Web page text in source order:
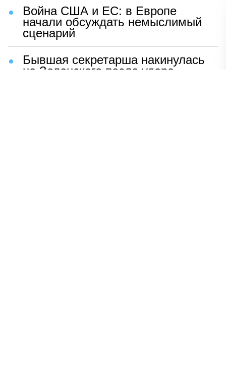
Война США и ЕС: в Европе
начали обсуждать немыслимый
сценарий
Бывшая секретарша накинулась
на Зеленского после удара